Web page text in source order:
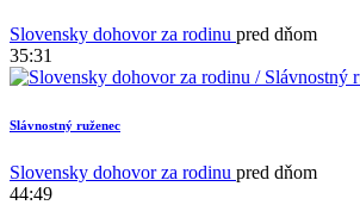
Slovensky dohovor za rodinu pred dňom
35:31
Slávnostný ruženec
Slovensky dohovor za rodinu pred dňom
44:49